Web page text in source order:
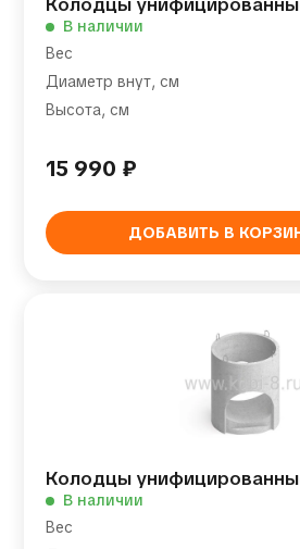
В наличии
Вес
Диаметр внут, см
Высота, см
15 990 ₽
ДОБАВИТЬ В
Колодцы
В наличии
Вес